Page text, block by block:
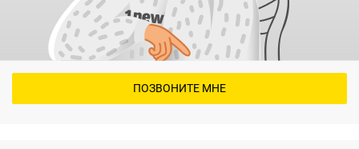
ПОЗВОНИТЕ МНЕ